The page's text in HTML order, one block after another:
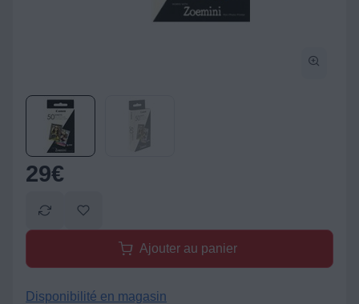
29€
Ajouter au panier
Disponibilité en magasin